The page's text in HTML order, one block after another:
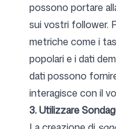
possono portare
sui vostri follower.
metriche come i
popolari e i dati
dati possono
interagisce con il
3. Utilizzare